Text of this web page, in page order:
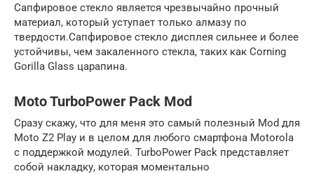
Сапфировое стекло является чрезвычайно прочный
материал, который уступает только алмазу по
твердости.Сапфировое стекло дисплея сильнее и более
устойчивы, чем закаленного стекла, таких как Corning
Gorilla Glass царапина.
Moto TurboPower Pack Mod
Сразу скажу, что для меня это самый полезный Mod для
Moto Z2 Play и в целом для любого смартфона Motorola
с поддержкой модулей. TurboPower Pack представляет
собой накладку, которая моментально